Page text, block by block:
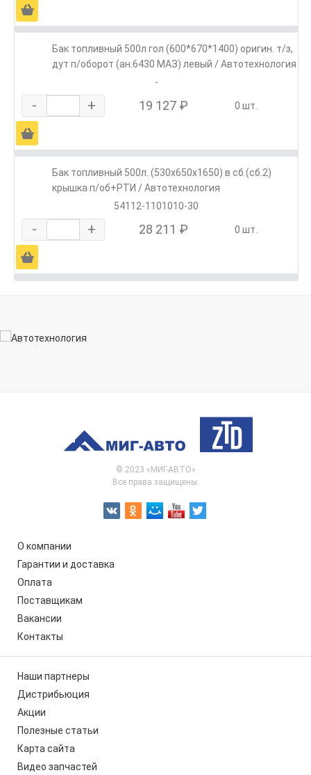
Ä
Бак топливный 500л гол (600*670*1400) оригин. т/з,
дут п/оборот (ан.6430 МАЗ) левый / Автотехнология
-
- + 19 127 ₽ 0 шт.
Ä
Бак топливный 500л. (530х650х1650) в сб.(сб.2)
крышка п/об+РТИ / Автотехнология
54112-1101010-30
- + 28 211 ₽ 0 шт.
Ä
© 2023 «МИГ-АВТО»
Все права защищены.
О компании
Гарантии и доставка
Оплата
Поставщикам
Вакансии
Контакты
Наши партнеры
Дистрибьюция
Акции
Полезные статьи
Карта сайта
Видео запчастей